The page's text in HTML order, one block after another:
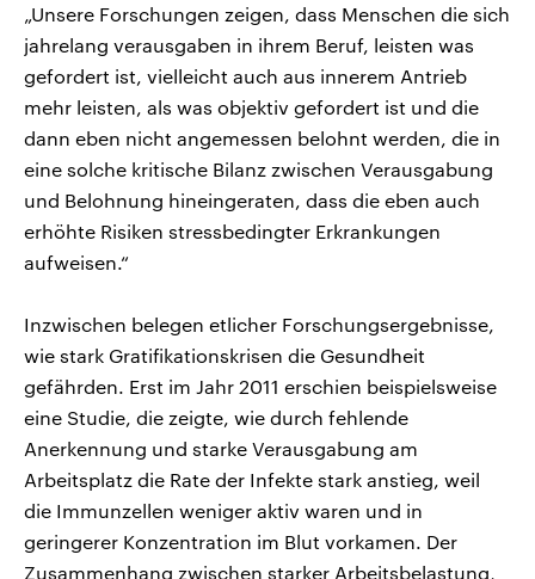
„Unsere Forschungen zeigen, dass Menschen die sich
jahrelang verausgaben in ihrem Beruf, leisten was
gefordert ist, vielleicht auch aus innerem Antrieb
mehr leisten, als was objektiv gefordert ist und die
dann eben nicht angemessen belohnt werden, die in
eine solche kritische Bilanz zwischen Verausgabung
und Belohnung hineingeraten, dass die eben auch
erhöhte Risiken stressbedingter Erkrankungen
aufweisen.“
Inzwischen belegen etlicher Forschungsergebnisse,
wie stark Gratifikationskrisen die Gesundheit
gefährden. Erst im Jahr 2011 erschien beispielsweise
eine Studie, die zeigte, wie durch fehlende
Anerkennung und starke Verausgabung am
Arbeitsplatz die Rate der Infekte stark anstieg, weil
die Immunzellen weniger aktiv waren und in
geringerer Konzentration im Blut vorkamen. Der
Zusammenhang zwischen starker Arbeitsbelastung,